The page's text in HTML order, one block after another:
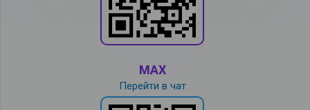
MAX
Перейти в чат